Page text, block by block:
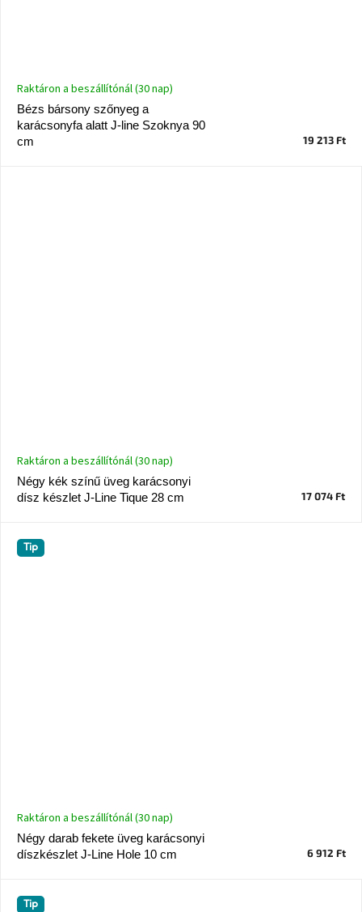
Bézs bársony szőnyeg a
karácsonyfa alatt J-line Szoknya 90
cm
Raktáron a beszállítónál (30 nap)
19 213 Ft
Négy kék színű üveg karácsonyi
dísz készlet J-Line Tique 28 cm
Raktáron a beszállítónál (30 nap)
17 074 Ft
Tip
Négy darab fekete üveg karácsonyi
díszkészlet J-Line Hole 10 cm
Raktáron a beszállítónál (30 nap)
6 912 Ft
Tip